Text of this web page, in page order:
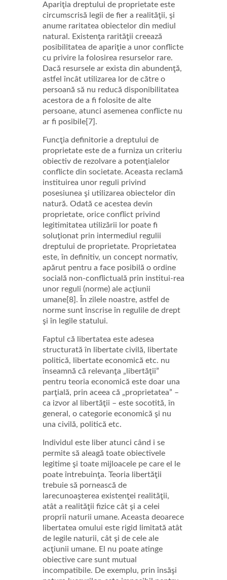
Apariţia dreptului de proprietate este
circumscrisă legii de fier a realităţii, şi
anume raritatea obiectelor din mediul
natural. Existenţa rarităţii creează
posibilitatea de apariţie a unor conflicte
cu privire la folosirea resurselor rare.
Dacă resursele ar exista din abundenţă,
astfel încât utilizarea lor de către o
persoană să nu reducă disponibilitatea
acestora de a fi folosite de alte
persoane, atunci asemenea conflicte nu
ar fi posibile[7].
Funcţia definitorie a dreptului de
proprietate este de a furniza un criteriu
obiectiv de rezolvare a potenţialelor
conflicte din societate. Aceasta reclamă
instituirea unor reguli privind
posesiunea şi utilizarea obiectelor din
natură. Odată ce acestea devin
proprietate, orice conflict privind
legitimitatea utilizării lor poate fi
soluţionat prin intermediul regulii
dreptului de proprietate. Proprietatea
este, în definitiv, un concept normativ,
apărut pentru a face posibilă o ordine
socială non-conflictuală prin institui-rea
unor reguli (norme) ale acţiunii
umane[8]. În zilele noastre, astfel de
norme sunt înscrise în regulile de drept
şi în legile statului.
Faptul că libertatea este adesea
structurată în libertate civilă, libertate
politică, libertate economică etc. nu
înseamnă că relevanţa „libertăţii”
pentru teoria economică este doar una
parţială, prin aceea că „proprietatea” –
ca izvor al libertăţii – este socotită, în
general, o categorie economică şi nu
una civilă, politică etc.
Individul este liber atunci când i se
permite să aleagă toate obiectivele
legitime şi toate mijloacele pe care el le
poate întrebuinţa. Teoria libertăţii
trebuie să pornească de
larecunoaşterea existenţei realităţii,
atât a realităţii fizice cât şi a celei
proprii naturii umane. Aceasta deoarece
libertatea omului este rigid limitată atât
de legile naturii, cât şi de cele ale
acţiunii umane. El nu poate atinge
obiective care sunt mutual
incompatibile. De exemplu, prin însăşi